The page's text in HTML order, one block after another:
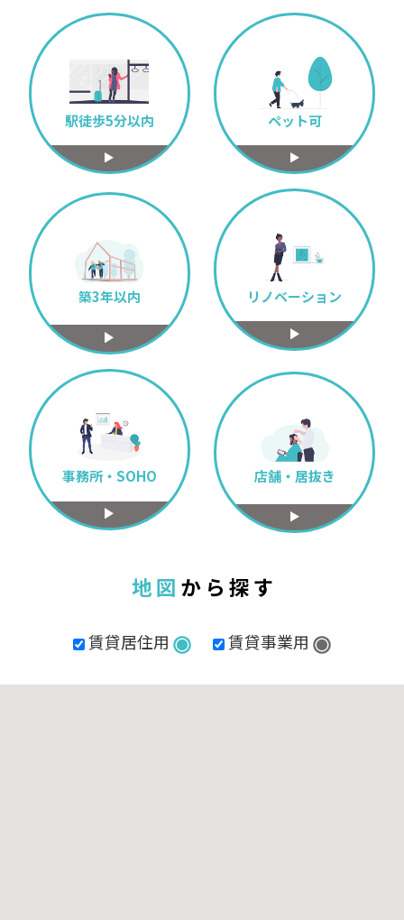
駅徒歩5分以内 ペット可
築3年以内 リノベーション
事務所・SOHO 店舗・居抜き
地 図 か ら 探 す
賃貸居住用 賃貸事業用